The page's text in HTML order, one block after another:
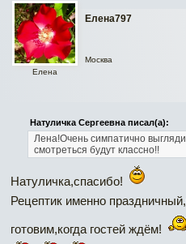
Елена797
Елена
Москва
Натуличка Сергеевна писал(а):
Лена!Очень симпатично
смотреться будут классно!!
Натуличка,спасибо!
Рецептик именно
готовим,когда гостей ждём!